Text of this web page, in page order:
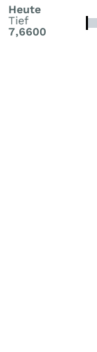
Heute
Tief
7,6600